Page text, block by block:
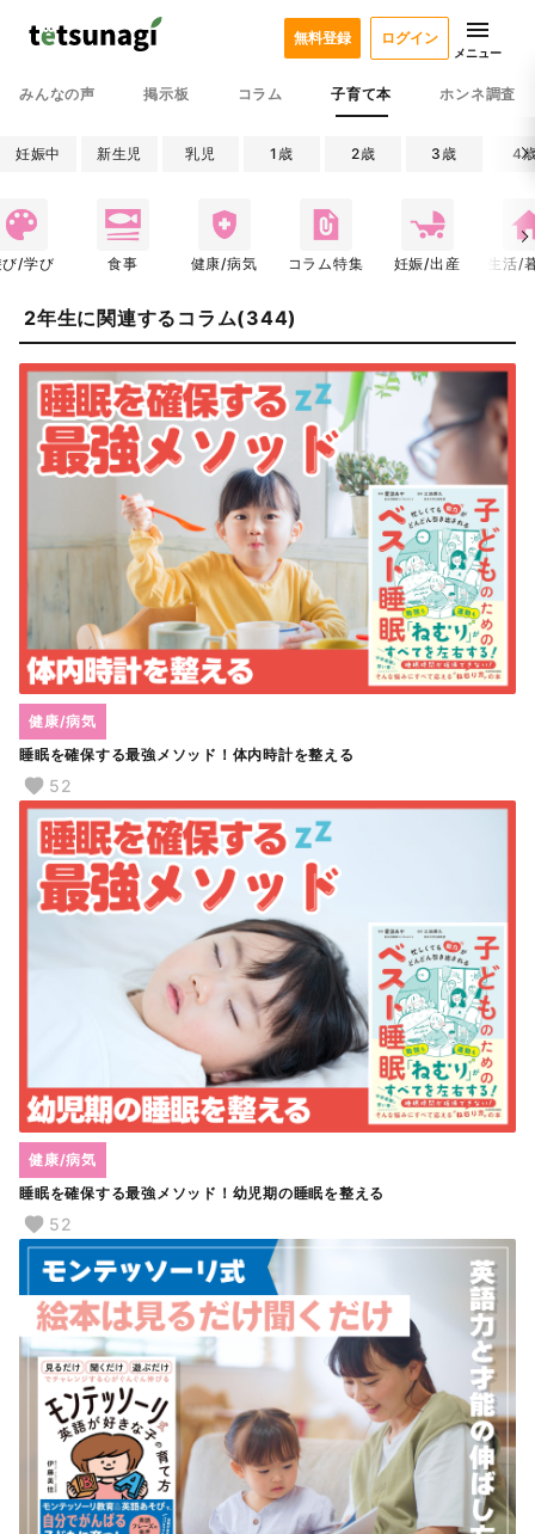
みんなの声 掲示板 コラム 子育て本 ホンネ調査
無料登録 ログイン
メニュー
妊娠中 新生児 乳児 1歳 2歳 3歳 4
び/学び 食事 健康/病気 コラム特集 妊娠/出産 生活/
2年生に関連するコラム(344)
睡眠を確保する最強メソッド！体内時計を整える
健康/病気
52
睡眠を確保する最強メソッド！幼児期の睡眠を整える
健康/病気
52